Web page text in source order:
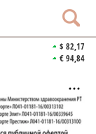
$ 82,17
€ 94,84